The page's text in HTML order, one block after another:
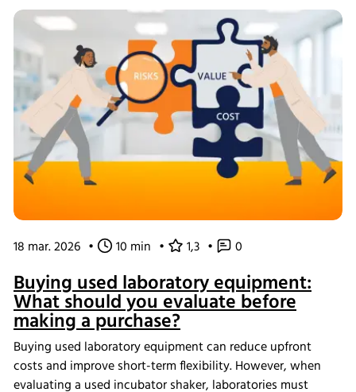
data management help create scalable, reproducible
processes from screening through scale-up.
18 mar. 2026 • 10 min • 1,3 • 0
Buying used laboratory equipment:
What should you evaluate before
making a purchase?
Buying used laboratory equipment can reduce upfront
costs and improve short-term flexibility. However, when
evaluating a used incubator shaker, laboratories must